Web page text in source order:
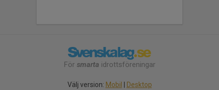
För smarta idrottsföreningar
Välj version: Mobil Desktop